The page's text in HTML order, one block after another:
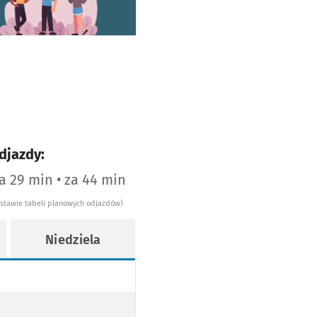
29 min • za 44 min
tabeli planowych odjazdów)
Niedziela